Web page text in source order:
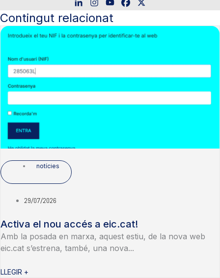
Contingut relacionat
notícies
29/07/2026
Activa el nou accés a eic.cat!
Amb la posada en marxa, aquest estiu, de la nova web
eic.cat s’estrena, també, una nova...
LLEGIR +